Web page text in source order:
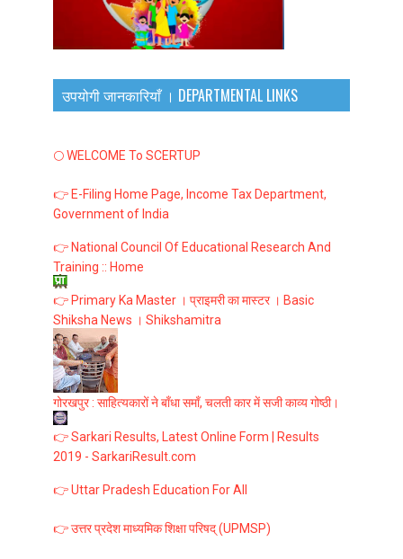
उपयोगी जानकारियाँ । DEPARTMENTAL LINKS
🌕 WELCOME To SCERTUP
👉 E-Filing Home Page, Income Tax Department,
Government of India
👉 National Council Of Educational Research And
Training :: Home
👉 Primary Ka Master । प्राइमरी का मास्टर । Basic
Shiksha News । Shikshamitra
गोरखपुर : साहित्यकारों ने बाँधा समाँ, चलती कार में सजी काव्य गोष्ठी।
👉 Sarkari Results, Latest Online Form | Results
2019 - SarkariResult.com
👉 Uttar Pradesh Education For All
👉 उत्तर प्रदेश माध्यमिक शिक्षा परिषद् (UPMSP)